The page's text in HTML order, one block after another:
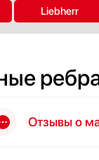
Другие
Liebherr
Отзывы о